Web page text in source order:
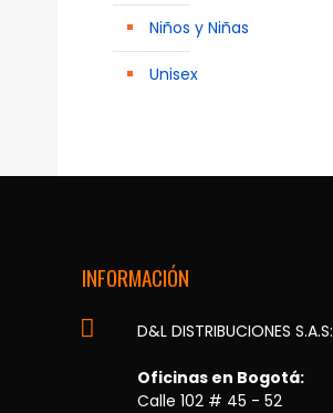
Niños y Niñas
Unisex
INFORMACIÓN
D&L DISTRIBUCIONES S.A.S:
Oficinas en Bogotá:
Calle 102 # 45 - 52